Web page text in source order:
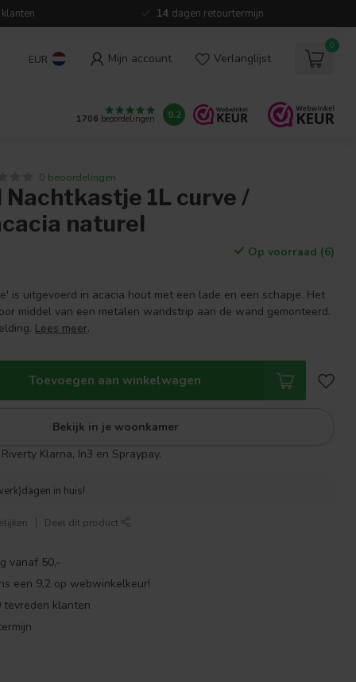
14 dagen retourtermijn
EUR Mijn account Verlanglijst
0
1706 beoordelingen 9.2
0 beoordelingen
Nachtkastje 1L curve /
naturel
Op voorraad (6)
is uitgevoerd in acacia hout met een lade en een schapje. Het
middel van een metalen wandstrip aan de wand gemonteerd.
Lees meer.
Toevoegen aan winkelwagen
Bekijk in je woonkamer
Klarna, In3 en Spraypay.
in huis!
Deel dit product
vanaf 50,-
een 9,2 op webwinkelkeur!
tevreden klanten